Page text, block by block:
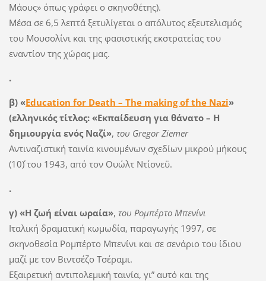
Μάους» όπως γράφει ο σκηνοθέτης).
Μέσα σε 6,5 λεπτά ξετυλίγεται ο απόλυτος εξευτελισμός
του Μουσολίνι και της φασιστικής εκστρατείας του
εναντίον της χώρας μας.
.
β) «Education for Death – The making of the Nazi»
(ελληνικός τίτλος: «Εκπαίδευση για θάνατο – Η
δημιουργία ενός Ναζί», του Gregor Ziemer
Αντιναζιστική ταινία κινουμένων σχεδίων μικρού μήκους
(10΄) του 1943, από τον Ουώλτ Ντίσνεϋ.
.
γ) «Η ζωή είναι ωραία», του Ρομπέρτο Μπενίνι
Ιταλική δραματική κωμωδία, παραγωγής 1997, σε
σκηνοθεσία Ρομπέρτο Μπενίνι και σε σενάριο του ίδιου
μαζί με τον Βιντσέζο Τσέραμι.
Εξαιρετική αντιπολεμική ταινία, γι” αυτό και της